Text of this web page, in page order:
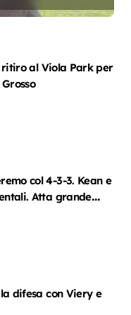
ritiro al Viola Park per
col 4-3-3. Kean e
Atta grande
difesa con Viery e